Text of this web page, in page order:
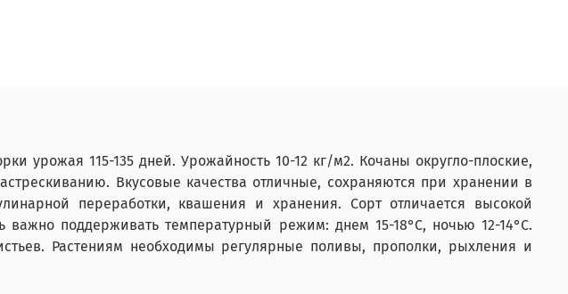
урожая 115-135 дней. Урожайность 10-12 кг/м2. Кочаны округло-плоские,
Вкусовые качества отличные, сохраняются при хранении в
переработки, квашения и хранения. Сорт отличается высокой
поддерживать температурный режим: днем 15-18°С, ночью 12-14°С.
Растениям необходимы регулярные поливы, прополки, рыхления и